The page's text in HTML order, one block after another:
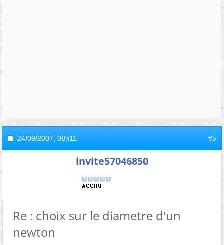
24/09/2007, 08h11 #5
invite57046850
Re : choix sur le diametre d'un
newton